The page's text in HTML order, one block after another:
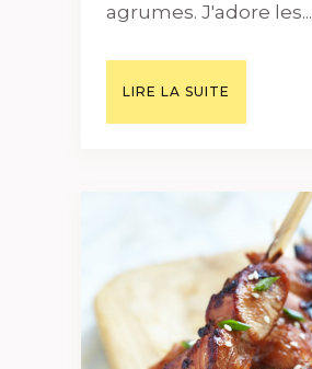
agrumes. J'adore les...
LIRE LA SUITE